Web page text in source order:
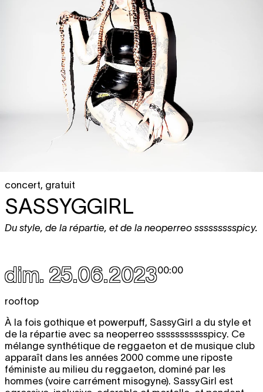
concert, gratuit
SASSYGGIRL
Du style, de la répartie, et de la neoperreo ssssssssspicy.
dim. 25.06.202300:00
rooftop
À la fois gothique et powerpuff, SassyGirl a du style et
de la répartie avec sa neoperreo ssssssssssspicy. Ce
mélange synthétique de reggaeton et de musique club
apparaît dans les années 2000 comme une riposte
féministe au milieu du reggaeton, dominé par les
hommes (voire carrément misogyne). SassyGirl est